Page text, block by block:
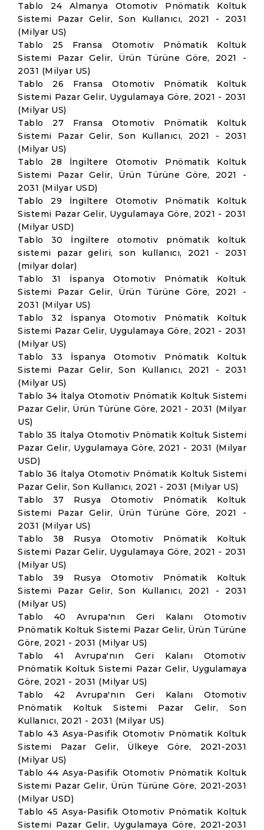
Tablo 24 Almanya Otomotiv Pnömatik Koltuk
Sistemi Pazar Gelir, Son Kullanıcı, 2021 - 2031
(Milyar US)
Tablo 25 Fransa Otomotiv Pnömatik Koltuk
Sistemi Pazar Gelir, Ürün Türüne Göre, 2021 -
2031 (Milyar US)
Tablo 26 Fransa Otomotiv Pnömatik Koltuk
Sistemi Pazar Gelir, Uygulamaya Göre, 2021 - 2031
(Milyar US)
Tablo 27 Fransa Otomotiv Pnömatik Koltuk
Sistemi Pazar Gelir, Son Kullanıcı, 2021 - 2031
(Milyar US)
Tablo 28 İngiltere Otomotiv Pnömatik Koltuk
Sistemi Pazar Gelir, Ürün Türüne Göre, 2021 -
2031 (Milyar USD)
Tablo 29 İngiltere Otomotiv Pnömatik Koltuk
Sistemi Pazar Gelir, Uygulamaya Göre, 2021 - 2031
(Milyar USD)
Tablo 30 İngiltere otomotiv pnömatik koltuk
sistemi pazar geliri, son kullanıcı, 2021 - 2031
(milyar dolar)
Tablo 31 İspanya Otomotiv Pnömatik Koltuk
Sistemi Pazar Gelir, Ürün Türüne Göre, 2021 -
2031 (Milyar US)
Tablo 32 İspanya Otomotiv Pnömatik Koltuk
Sistemi Pazar Gelir, Uygulamaya Göre, 2021 - 2031
(Milyar US)
Tablo 33 İspanya Otomotiv Pnömatik Koltuk
Sistemi Pazar Gelir, Son Kullanıcı, 2021 - 2031
(Milyar US)
Tablo 34 İtalya Otomotiv Pnömatik Koltuk Sistemi
Pazar Gelir, Ürün Türüne Göre, 2021 - 2031 (Milyar
US)
Tablo 35 İtalya Otomotiv Pnömatik Koltuk Sistemi
Pazar Gelir, Uygulamaya Göre, 2021 - 2031 (Milyar
USD)
Tablo 36 İtalya Otomotiv Pnömatik Koltuk Sistemi
Pazar Gelir, Son Kullanıcı, 2021 - 2031 (Milyar US)
Tablo 37 Rusya Otomotiv Pnömatik Koltuk
Sistemi Pazar Gelir, Ürün Türüne Göre, 2021 -
2031 (Milyar US)
Tablo 38 Rusya Otomotiv Pnömatik Koltuk
Sistemi Pazar Gelir, Uygulamaya Göre, 2021 - 2031
(Milyar US)
Tablo 39 Rusya Otomotiv Pnömatik Koltuk
Sistemi Pazar Gelir, Son Kullanıcı, 2021 - 2031
(Milyar US)
Tablo 40 Avrupa'nın Geri Kalanı Otomotiv
Pnömatik Koltuk Sistemi Pazar Gelir, Ürün Türüne
Göre, 2021 - 2031 (Milyar US)
Tablo 41 Avrupa'nın Geri Kalanı Otomotiv
Pnömatik Koltuk Sistemi Pazar Gelir, Uygulamaya
Göre, 2021 - 2031 (Milyar US)
Tablo 42 Avrupa'nın Geri Kalanı Otomotiv
Pnömatik Koltuk Sistemi Pazar Gelir, Son
Kullanıcı, 2021 - 2031 (Milyar US)
Tablo 43 Asya-Pasifik Otomotiv Pnömatik Koltuk
Sistemi Pazar Gelir, Ülkeye Göre, 2021-2031
(Milyar US)
Tablo 44 Asya-Pasifik Otomotiv Pnömatik Koltuk
Sistemi Pazar Gelir, Ürün Türüne Göre, 2021-2031
(Milyar USD)
Tablo 45 Asya-Pasifik Otomotiv Pnömatik Koltuk
Sistemi Pazar Gelir, Uygulamaya Göre, 2021-2031